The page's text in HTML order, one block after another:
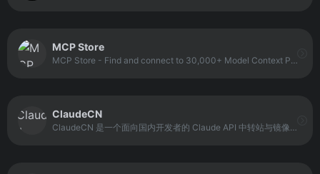
MCP Store
MCP Store - Find and connect to 30,000+ Model Context Protocol servers. Easily add AI servers to Claude, Cursor and other LLM clients with just two clicks.
ClaudeCN
ClaudeCN 是一个面向国内开发者的 Claude API 中转站与镜像加速平台，提供高性能、大模型加速服务。平台支持 Claude、GPT、Gemini 等 AI 模型的 API 调用，智能优化网络路径和请求调度，实现快速响应。